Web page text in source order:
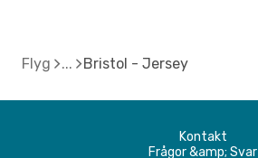
Flyg Bristol - Jersey
Kontakt
Frågor &amp; Svar